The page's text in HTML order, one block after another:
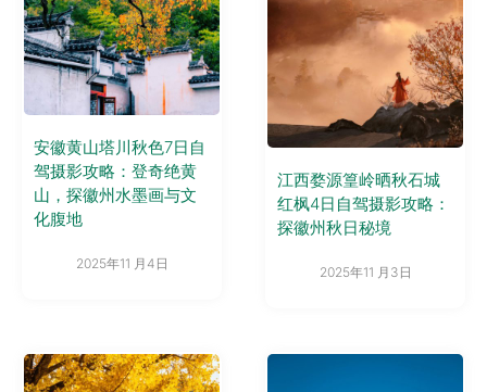
安徽黄山塔川秋色7日自
驾摄影攻略：登奇绝黄
山，探徽州水墨画与文
化腹地
2025年11 月4日
江西婺源篁岭晒秋石城
红枫4日自驾摄影攻略：
探徽州秋日秘境
2025年11 月3日